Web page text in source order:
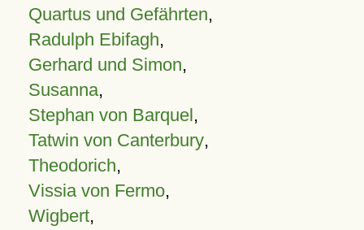
Quartus und Gefährten,
Radulph Ebifagh,
Gerhard und Simon,
Susanna,
Stephan von Barquel,
Tatwin von Canterbury,
Theodorich,
Vissia von Fermo,
Wigbert,